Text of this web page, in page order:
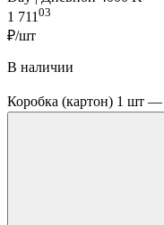
1 711 03
₽/шт
В наличии
Коробка (картон) 1 шт —